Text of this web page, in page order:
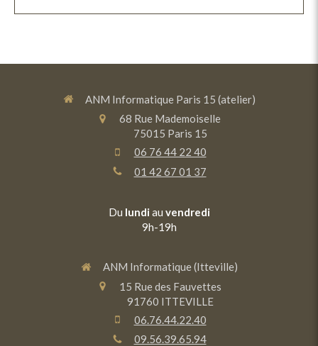
ANM Informatique Paris 15 (atelier)
68 Rue Mademoiselle
75015 Paris 15
06 76 44 22 40
01 42 67 01 37
Du lundi au vendredi
9h-19h
ANM Informatique (Itteville)
15 Rue des Fauvettes
91760 ITTEVILLE
06.76.44.22.40
09.56.39.65.94